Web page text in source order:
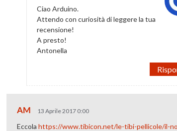
Ciao Arduino.
Attendo con curiosità di leggere la tua
recensione!
A presto!
Antonella
AM 13 Aprile 2017 0:00
Eccolahttps://www.tibicon.net/le-tibi-pellicole/il-